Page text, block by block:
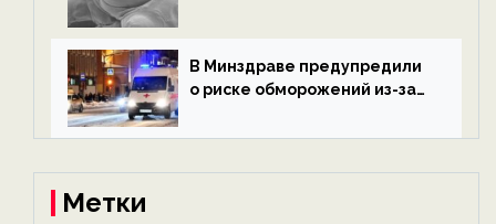
экологии на ECOportal
В Минздраве предупредили
о риске обморожений из-за
на ECOportal
Метки